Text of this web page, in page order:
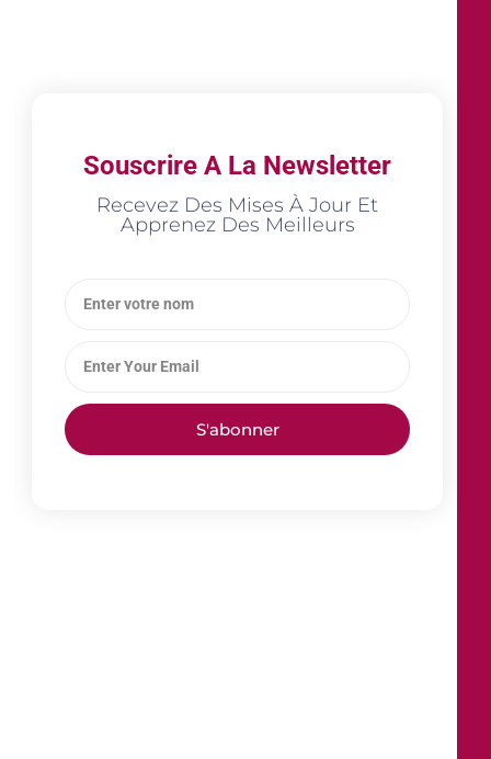
Souscrire A La Newsletter
Recevez Des Mises À Jour Et
Apprenez Des Meilleurs
S'abonner